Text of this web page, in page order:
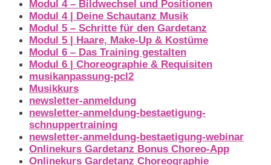
Modul 4 – Bildwechsel und Positionen
Modul 4 | Deine Schautanz Musik
Modul 5 – Schritte für den Gardetanz
Modul 5 | Haare, Make-Up & Kostüme
Modul 6 – Das Training gestalten
Modul 6 | Choreographie & Requisiten
musikanpassung-pcl2
Musikkurs
newsletter-anmeldung
newsletter-anmeldung-bestaetigung-
schnuppertraining
newsletter-anmeldung-bestaetigung-webinar
Onlinekurs Gardetanz Bonus Choreo-App
Onlinekurs Gardetanz Choreographie